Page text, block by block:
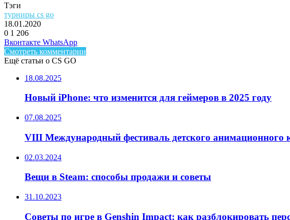
Тэги
турниры cs go
18.01.2020
0 1 206
Facebook
Twitter
LinkedIn
Вконтакте WhatsAppTelegram
Смотреть комментарии
Ещё статьи о CS GO
18.08.2025
Новый iPhone: что изменится для геймеров в 2025 году
07.08.2025
VIII Международный фестиваль детского анимационного
02.03.2024
Вещи в Steam: способы продажи и советы
31.10.2023
Советы по игре в Genshin Impact: как разблокировать